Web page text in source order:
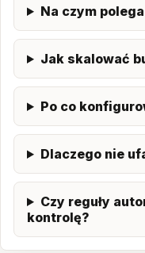
Na czym
Jak skalować
Po co
Dlaczego nie
Czy reguły
kontrolę?